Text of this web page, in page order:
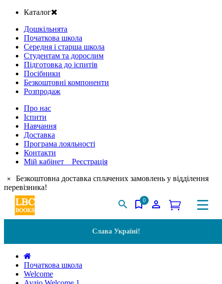
Каталог
Дошкільнята
Початкова школа
Середня і старша школа
Студентам та дорослим
Підготовка до іспитів
Посібники
Безкоштовні компоненти
Розпродаж
Про нас
Іспити
Навчання
Доставка
Програма лояльності
Контакти
Мій кабінет Реєстрація
×
Безкоштовна доставка сплачених замовлень у відділення
перевізника!
0
Слава Україні!
Початкова школа
Welcome